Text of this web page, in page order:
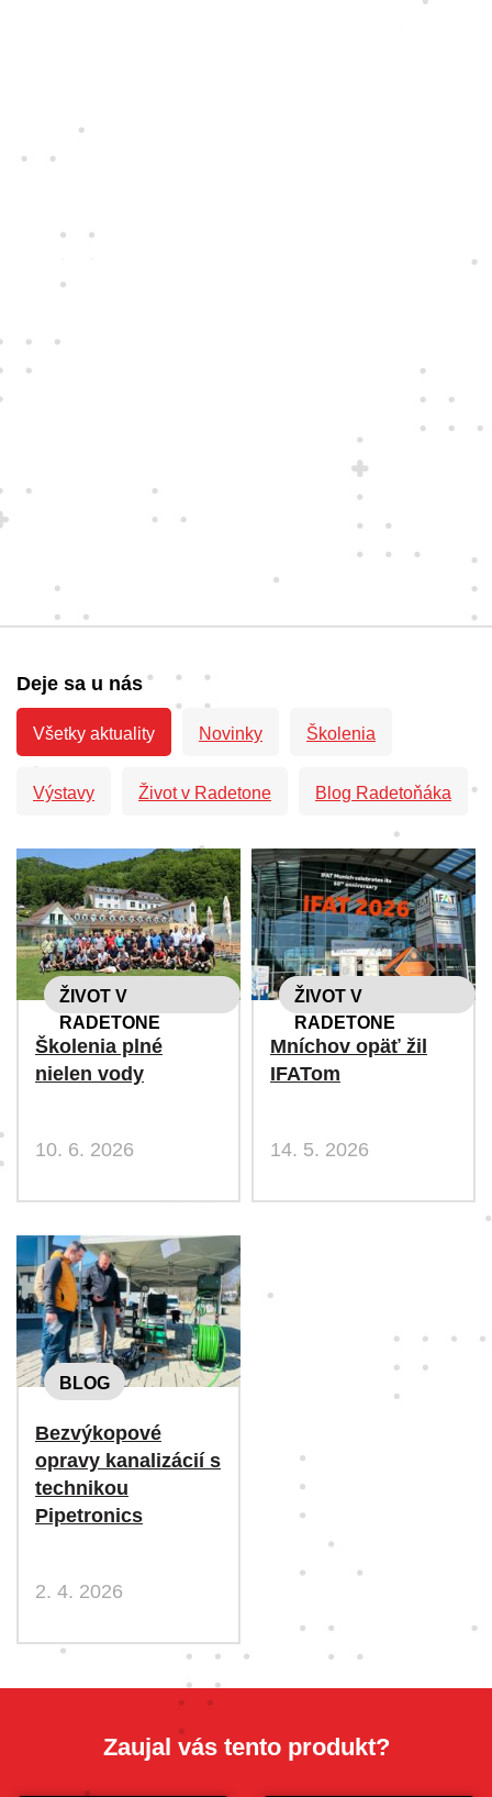
Deje sa u nás
Všetky aktuality Novinky Školenia
Výstavy Život v Radetone Blog Radetoňáka
ŽIVOT V
RADETONE
Školenia plné
nielen vody
10. 6. 2026
ŽIVOT V
RADETONE
Mníchov opäť žil
IFATom
14. 5. 2026
BLOG
Bezvýkopové
opravy kanalizácií s
technikou
Pipetronics
2. 4. 2026
Zaujal vás tento produkt?